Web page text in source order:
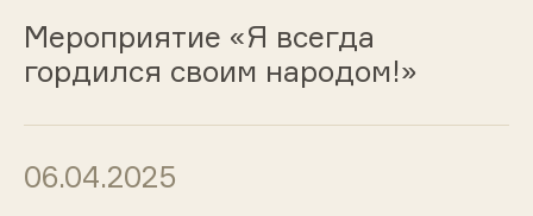
Мероприятие «Я всегда
гордился своим народом!»
06.04.2025